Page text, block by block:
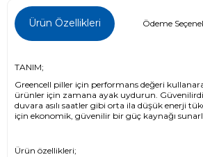
Ürün Özellikleri Ödeme
TANIM;
Greencell piller için performans değeri
ürünler için zamana ayak uydurun.
duvara asılı saatler gibi orta ila düşük enerji
için ekonomik, güvenilir bir güç kaynağı
Ürün özellikleri;